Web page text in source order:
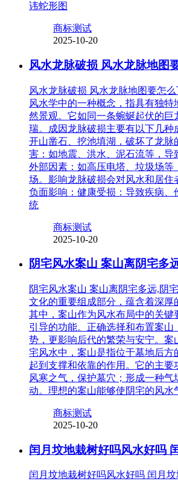
讳蛇形图
商标测试
2025-10-20
风水龙脉破损 风水龙脉地图
风水龙脉破损 风水龙脉地图要怎
风水学中的一种概念，指具有独特
然景观。它如同一条蜿蜒起伏的巨
瑞。成因龙脉破损主要有以下几种
开山凿石、挖池填湖，破坏了龙脉
害：如地震、洪水、泥石流等，导
外部因素：如高压电塔、垃圾场等
场。影响龙脉破损会对风水和居住
负面影响：健康受损：导致疾病、
统
商标测试
2025-10-20
阴宅风水案山 案山离阴宅多
阴宅风水案山 案山离阴宅多远,阴
文化的重要组成部分，蕴含着深厚
其中，案山作为风水布局中的关键
引导的功能。正确选择和布置案山
势，更影响后代的繁荣与安宁。案
宅风水中，案山是指位于墓地后方
起到支撑和依靠的作用。它的主要
风寒之气，保护墓穴；形成一种气
动。理想的案山能够使阴宅的风水
商标测试
2025-10-20
闰月坟地栽树好吗风水好吗
闰月坟地栽树好吗风水好吗 闰月